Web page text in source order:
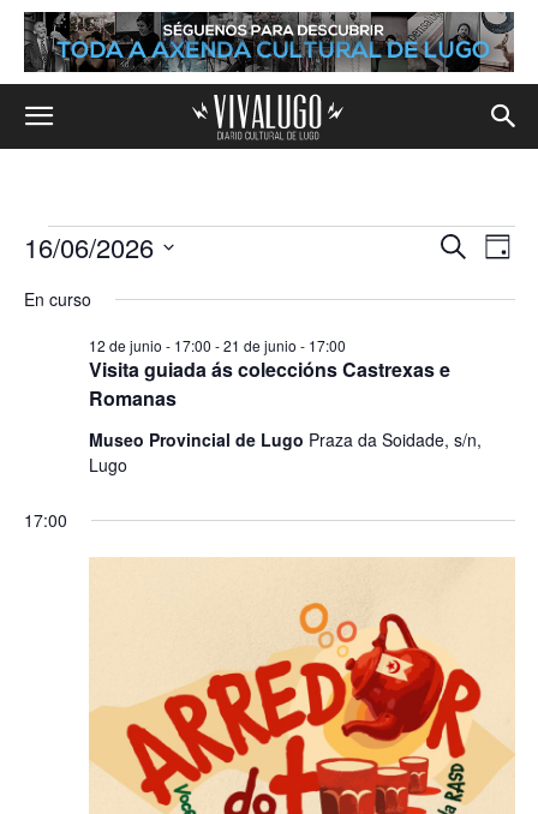
Eventos
en
junio,
de
y
vistas
BuscarDía
16/06/2026
la
En curso
Visita guiada ás coleccións Castrexas e
Romanas
12 de junio - 17:00 -21 de junio - 17:00
Museo Provincial de Lugo Praza da Soidade, s/n,
Lugo
17:00